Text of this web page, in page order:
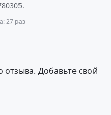
27 раз
Добавьте свой